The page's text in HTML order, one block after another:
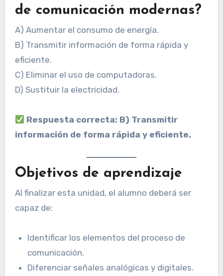
de comunicación modernas?
A) Aumentar el consumo de energía.
B) Transmitir información de forma rápida y
eficiente.
C) Eliminar el uso de computadoras.
D) Sustituir la electricidad.
Respuesta correcta: B) Transmitir
información de forma rápida y eficiente.
Objetivos de aprendizaje
Al finalizar esta unidad, el alumno deberá ser
capaz de:
Identificar los elementos del proceso de
comunicación.
Diferenciar señales analógicas y digitales.